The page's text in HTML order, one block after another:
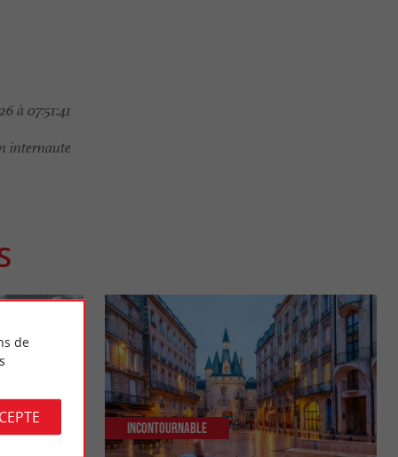
à 07:51:41
internaute
Incontournable
de